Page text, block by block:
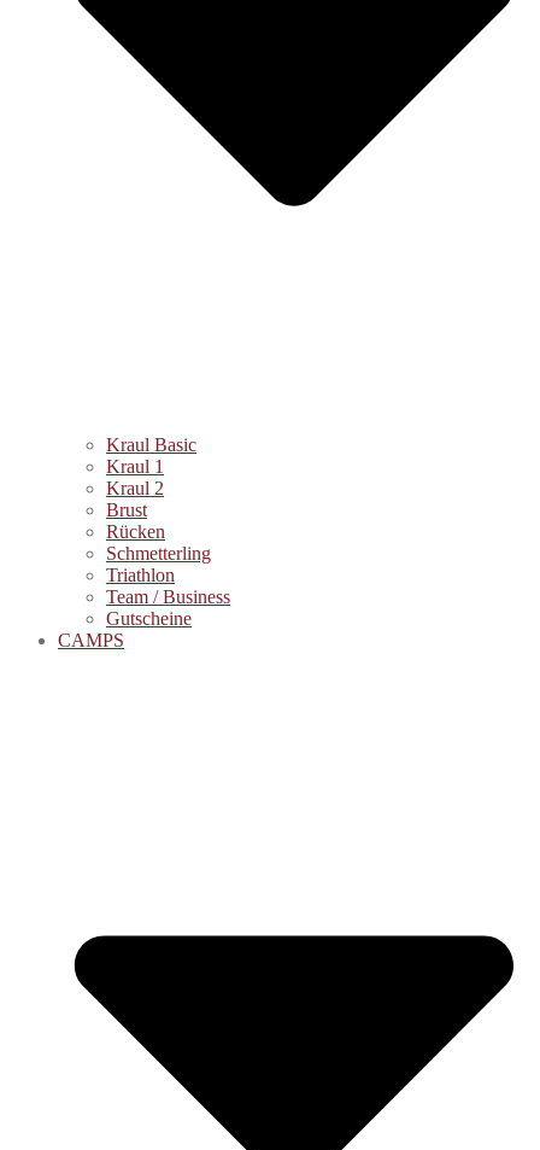
Kraul Basic
Kraul 1
Kraul 2
Brust
Rücken
Schmetterling
Triathlon
Team / Business
Gutscheine
CAMPS